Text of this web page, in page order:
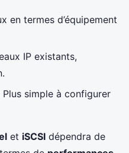
en termes d’équipement
IP existants,
Plus simple à configurer
et iSCSI dépendra de